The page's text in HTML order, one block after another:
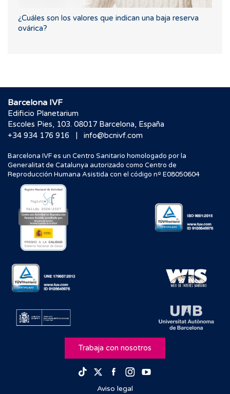
¿Cuáles son los valores que indican una baja reserva
ovárica?
Barcelona IVF
Edificio Planetarium
Escoles Pies, 103. 08017 Barcelona, España
+34 934 176 916
| info@bcnivf.com
Barcelona IVF es un Centro Sanitario homologado por la
Generalitat de Catalunya autorizado como Centro de
Reproducción Humana Asistida con el código nº E08050604
Trabaja con nosotros
TikTokTwitterFacebook
Instagram
Aviso legal